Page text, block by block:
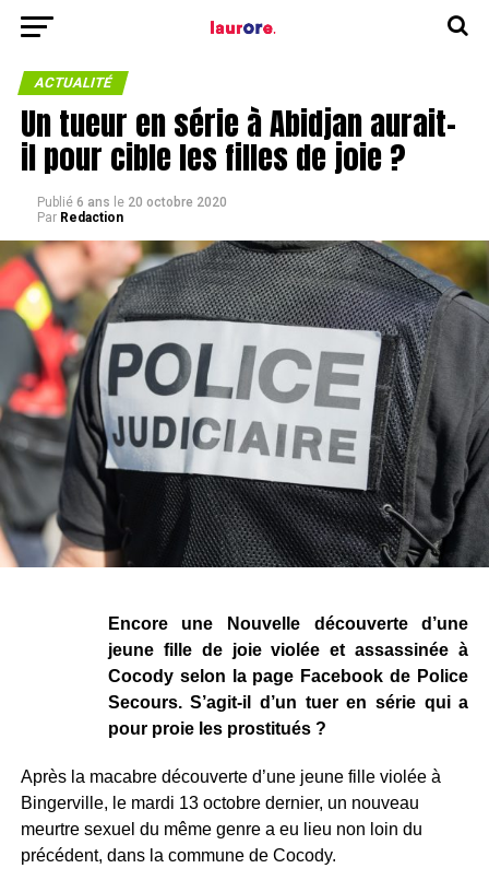
ACTUALITÉ
Un tueur en série à Abidjan aurait-
il pour cible les filles de joie ?
Publié 6 ans le 20 octobre 2020
Par Redaction
Encore une Nouvelle découverte d’une
jeune fille de joie violée et assassinée à
Cocody selon la page Facebook de Police
Secours. S’agit-il d’un tuer en série qui a
pour proie les prostitués ?
Après la macabre découverte d’une jeune fille violée à
Bingerville, le mardi 13 octobre dernier, un nouveau
meurtre sexuel du même genre a eu lieu non loin du
précédent, dans la commune de Cocody.